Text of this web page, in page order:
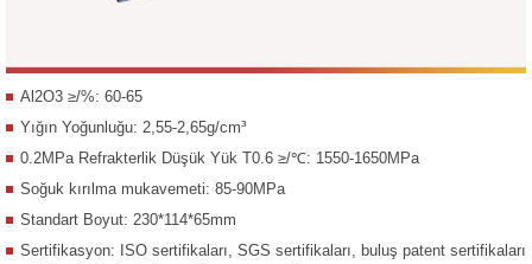
Al2O3 ≥/%: 60-65
Yığın Yoğunluğu: 2,55-2,65g/cm³
0.2MPa Refrakterlik Düşük Yük T0.6 ≥/℃: 1550-1650MPa
Soğuk kırılma mukavemeti: 85-90MPa
Standart Boyut: 230*114*65mm
Sertifikasyon: ISO sertifikaları, SGS sertifikaları, buluş patent sertifikaları